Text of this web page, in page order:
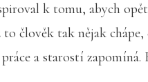
k tomu, abych
člověk tak nějak chápe,
a starostí zapomíná.